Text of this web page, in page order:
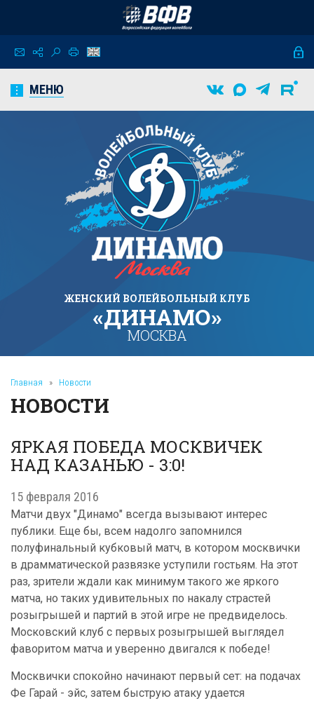
МЕНЮ
ЖЕНСКИЙ ВОЛЕЙБОЛЬНЫЙ КЛУБ
«ДИНАМО»
МОСКВА
Главная » Новости
НОВОСТИ
ЯРКАЯ ПОБЕДА МОСКВИЧЕК
НАД КАЗАНЬЮ - 3:0!
15 февраля 2016
Матчи двух "Динамо" всегда вызывают интерес
публики. Еще бы, всем надолго запомнился
полуфинальный кубковый матч, в котором москвички
в драмматической развязке уступили гостьям. На этот
раз, зрители ждали как минимум такого же яркого
матча, но таких удивительных по накалу страстей
розыгрышей и партий в этой игре не предвиделось.
Московский клуб с первых розыгрышей выглядел
фаворитом матча и уверенно двигался к победе!
Москвички спокойно начинают первый сет: на подачах
Фе Гарай - эйс, затем быструю атаку удается